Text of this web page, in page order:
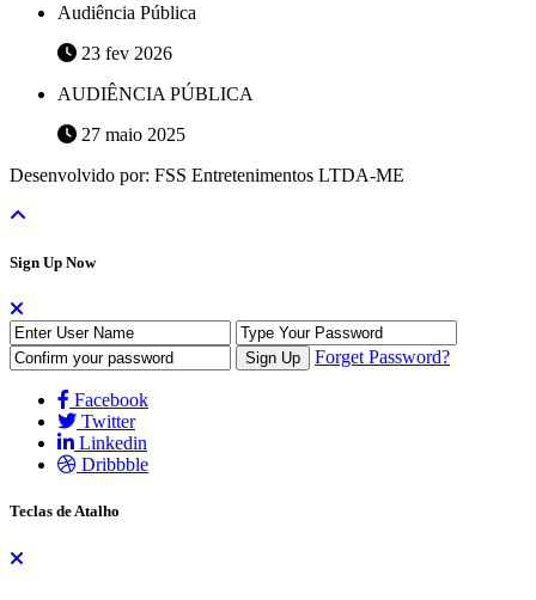
Audiência Pública
23 fev 2026
AUDIÊNCIA PÚBLICA
27 maio 2025
Desenvolvido por: FSS Entretenimentos LTDA-ME
Sign Up Now
Forget Password?
Facebook
Twitter
Linkedin
Dribbble
Teclas de Atalho